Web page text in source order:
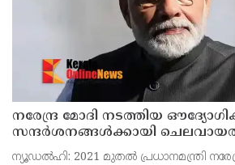
നരേന്ദ്ര മോദി നടത്തിയ
സന്ദർശനങ്ങൾക്കായി ചെലവായത്
ന്യൂഡൽഹി: 2021 മുതൽ പ്രധാനമന്ത്രി